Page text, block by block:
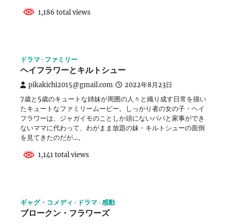
1,186 total views
ドラマ ファミリー
ヘイフラワーとキルトシュー
pikakichi2015@gmail.com 2022年8月23日
7歳と5歳のキュートな姉妹が周囲の人々と織り成す日常を描い
たキュートなファミリームービー。しっかり者の女の子・ヘイ
フラワーは、ジャガイモのことしか頭にないパパと家事ができ
ないママに代わって、わがまま放題の妹・キルトシューの面倒
を見てきたのだが…。
1,141 total views
ギャグ・コメディ ドラマ 感動
ブロークン・フラワーズ